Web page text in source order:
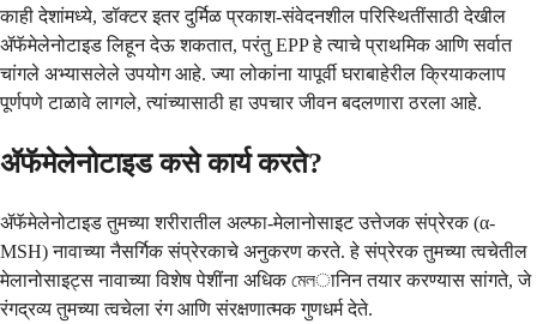
काही देशांमध्ये, डॉक्टर इतर दुर्मिळ प्रकाश-संवेदनशील परिस्थितींसाठी देखील
ॲफॅमेलेनोटाइड लिहून देऊ शकतात, परंतु EPP हे त्याचे प्राथमिक आणि सर्वात
चांगले अभ्यासलेले उपयोग आहे. ज्या लोकांना यापूर्वी घराबाहेरील क्रियाकलाप
पूर्णपणे टाळावे लागले, त्यांच्यासाठी हा उपचार जीवन बदलणारा ठरला आहे.
ॲफॅमेलेनोटाइड कसे कार्य करते?
ॲफॅमेलेनोटाइड तुमच्या शरीरातील अल्फा-मेलानोसाइट उत्तेजक संप्रेरक (α-
MSH) नावाच्या नैसर्गिक संप्रेरकाचे अनुकरण करते. हे संप्रेरक तुमच्या त्वचेतील
मेलानोसाइट्स नावाच्या विशेष पेशींना अधिक মেলानिन तयार करण्यास सांगते, जे
रंगद्रव्य तुमच्या त्वचेला रंग आणि संरक्षणात्मक गुणधर्म देते.